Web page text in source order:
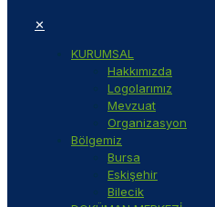
✕
KURUMSAL
Hakkımızda
Logolarımız
Mevzuat
Organizasyon
Bölgemiz
Bursa
Eskişehir
Bilecik